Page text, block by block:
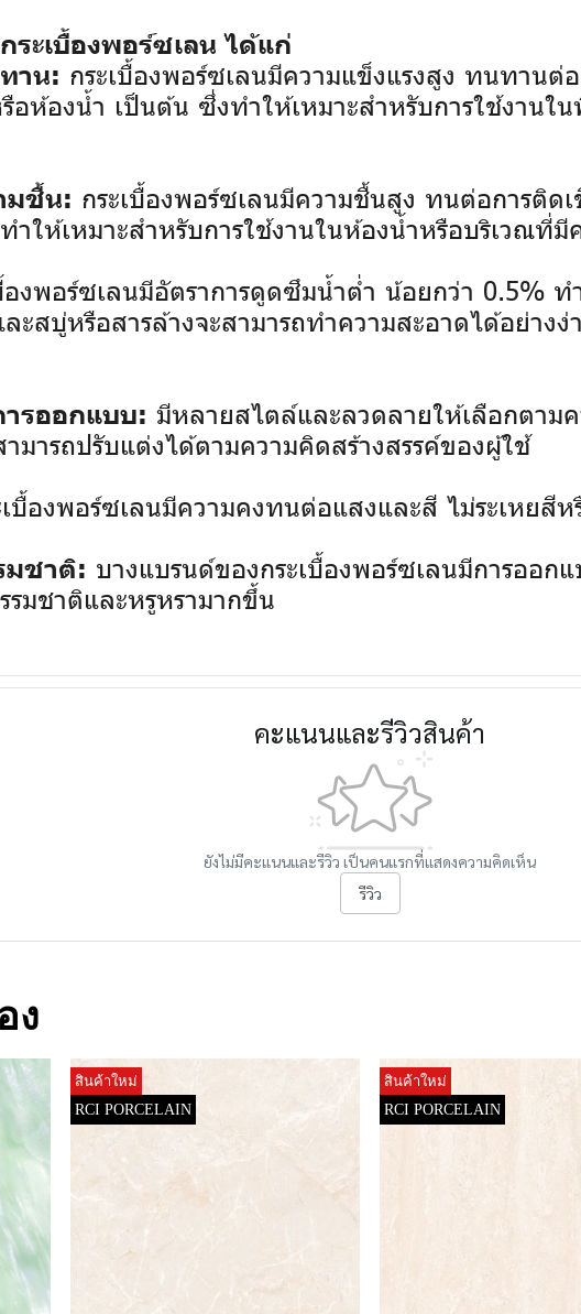
ะเบื้องพอร์ซเลน ได้แก่
าน: กระเบื้องพอร์ซเลนมีความแข็งแรงสูง ทนทานต่
อห้องน้ำ เป็นต้น ซึ่งทำให้เหมาะสำหรับการใช้งานใ
มชื้น: กระเบื้องพอร์ซเลนมีความชื้นสูง ทนต่อการติด
ให้เหมาะสำหรับการใช้งานในห้องน้ำหรือบริเวณที่มี
องพอร์ซเลนมีอัตราการดูดซึมน้ำต่ำ น้อยกว่า 0.5%
ะสบู่หรือสารล้างจะสามารถทำความสะอาดได้อย่าง
รออกแบบ: มีหลายสไตล์และลวดลายให้เลือกตาม
มารถปรับแต่งได้ตามความคิดสร้างสรรค์ของผู้ใช้
เบื้องพอร์ซเลนมีความคงทนต่อแสงและสี ไม่ระเหยสีห
มชาติ: บางแบรนด์ของกระเบื้องพอร์ซเลนมีการออ
รมชาติและหรูหรามากขึ้น
คะแนนและรีวิวสินค้า
ยังไม่มีคะแนนและรีวิว เป็นคนแรกที่แสดงความคิดเห็น
รีวิว
ง
สินค้าใหม่
RCI PORCELAIN
สินค้าใหม่
RCI PORCELAIN